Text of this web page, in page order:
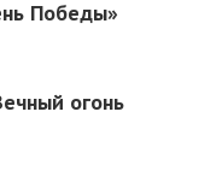
Победы»
огонь